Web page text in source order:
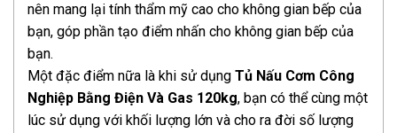
nên mang lại tính thẩm mỹ cao cho không gian bếp của
bạn, góp phần tạo điểm nhấn cho không gian bếp của
bạn.
Một đặc điểm nữa là khi sử dụng Tủ Nấu Cơm Công
Nghiệp Bằng Điện Và Gas 120kg, bạn có thể cùng một
lúc sử dụng với khối lượng lớn và cho ra đời số lượng